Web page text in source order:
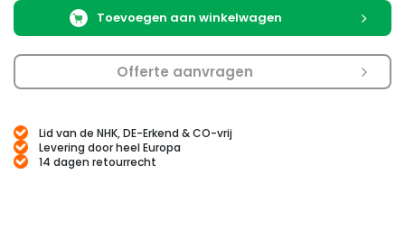
Toevoegen aan winkelwagen
Offerte aanvragen
Lid van de NHK, DE-Erkend & CO-vrij
Levering door heel Europa
14 dagen retourrecht